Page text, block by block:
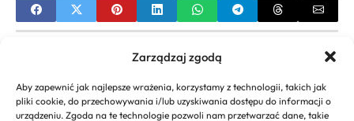
Zarządzaj zgodą
Aby zapewnić jak najlepsze wrażenia, korzystamy z technologii, takich jak
pliki cookie, do przechowywania i/lub uzyskiwania dostępu do informacji o
urządzeniu. Zgoda na te technologie pozwoli nam przetwarzać dane, takie
Witamina C dla 2 latka: Jaka jest bezpieczna
dawka i najlepsza forma?